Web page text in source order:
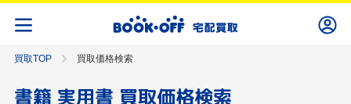
買取TOP 買取価格検索
書籍 実用書 買取価格検索